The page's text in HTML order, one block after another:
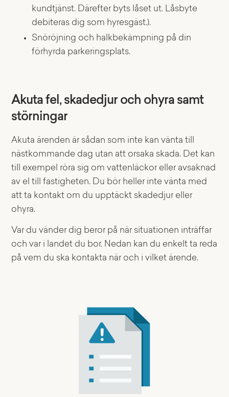
kundtjänst. Därefter byts låset ut. Låsbyte
debiteras dig som hyresgäst.).
Snöröjning och halkbekämpning på din
förhyrda parkeringsplats.
Akuta fel, skadedjur och ohyra samt
störningar
Akuta ärenden är sådan som inte kan vänta till
nästkommande dag utan att orsaka skada. Det kan
till exempel röra sig om vattenläckor eller avsaknad
av el till fastigheten. Du bör heller inte vänta med
att ta kontakt om du upptäckt skadedjur eller
ohyra.
Var du vänder dig beror på när situationen inträffar
och var i landet du bor. Nedan kan du enkelt ta reda
på vem du ska kontakta när och i vilket ärende.